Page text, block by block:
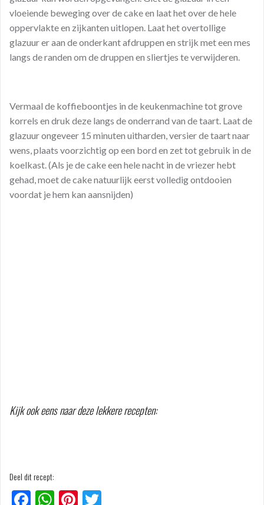
vloeiende beweging over de cake en laat het over de hele
oppervlakte en zijkanten uitlopen. Laat het overtollige
glazuur er aan de onderkant afdruppen en strijk met een mes
langs de randen om de druppen en sliertjes te verwijderen.
Vermaal de koffieboontjes in de keukenmachine tot grove
korrels en druk deze langs de onderrand van de taart. Laat de
glazuur ongeveer 15 minuten uitharden, versier de taart naar
wens, plaats voorzichtig op een bord en zet tot gebruik in de
koelkast. (Als je de cake een hele nacht in de vriezer hebt
gehad, moet de cake natuurlijk eerst volledig ontdooien
voordat je hem kan aansnijden)
Kijk ook eens naar deze lekkere recepten:
Deel dit recept:
F
W Pi